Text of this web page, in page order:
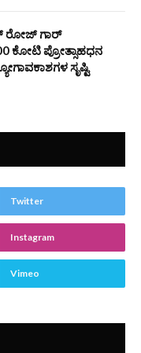
ರೋಜ್‌ ಗಾರ್
ಪ್ರೋತ್ಸಾಹಧನ
ಸೃಷ್ಟಿ
Twitter
Instagram
Vimeo